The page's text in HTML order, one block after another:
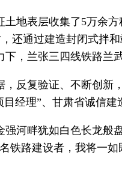
地表层收集了5万余
还通过建造封闭式拌
，兰张三四线铁路兰
，反复验证、不断创
经理”、甘肃省诚信建
强河畔犹如白色长龙
铁路建设者，我将一